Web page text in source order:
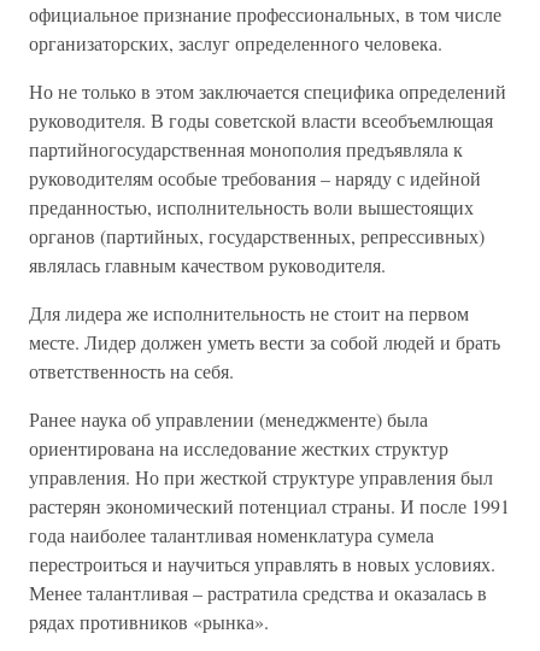
официальное признание профессиональных, в том числе
организаторских, заслуг определенного человека.
Но не только в этом заключается специфика определений
руководителя. В годы советской власти всеобъемлющая
партийногосударственная монополия предъявляла к
руководителям особые требования – наряду с идейной
преданностью, исполнительность воли вышестоящих
органов (партийных, государственных, репрессивных)
являлась главным качеством руководителя.
Для лидера же исполнительность не стоит на первом
месте. Лидер должен уметь вести за собой людей и брать
ответственность на себя.
Ранее наука об управлении (менеджменте) была
ориентирована на исследование жестких структур
управления. Но при жесткой структуре управления был
растерян экономический потенциал страны. И после 1991
года наиболее талантливая номенклатура сумела
перестроиться и научиться управлять в новых условиях.
Менее талантливая – растратила средства и оказалась в
рядах противников «рынка».